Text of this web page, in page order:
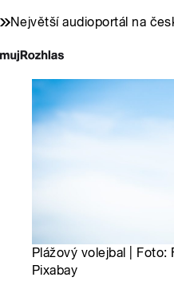
Největší audioportál na
Plážový volejbal | Foto:
Pixabay